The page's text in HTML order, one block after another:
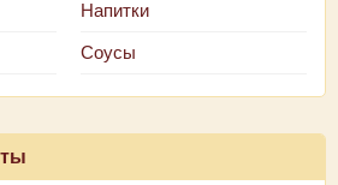
Напитки
Соусы